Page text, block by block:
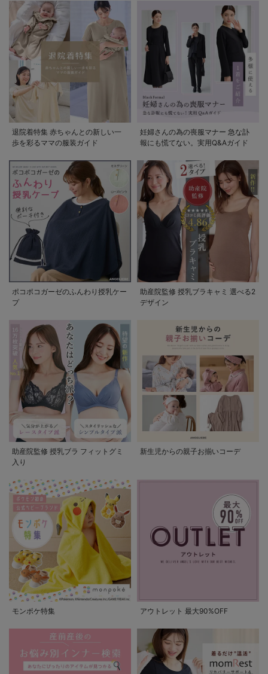
退院着特集 赤ちゃんとの新しい一
歩を彩るママの服装ガイド
妊婦さんの為の喪服マナー 急な訃
報にも慌てない。実用Q&Aガイド
ポコポコガーゼのふんわり授乳ケー
プ
助産院監修 授乳ブラキャミ 選べる2
デザイン
助産院監修 授乳ブラ フィットグミ
入り
新生児からの親子お揃いコーデ
モンポケ特集 アウトレット 最大90%OFF